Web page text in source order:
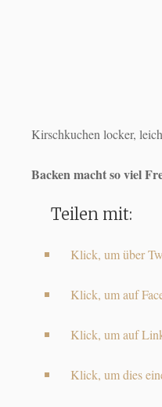
Kirschkuchen locker,
Backen macht so viel
Teilen mit:
Klick, um über
Klick, um auf
Klick, um auf
Klick, um dies